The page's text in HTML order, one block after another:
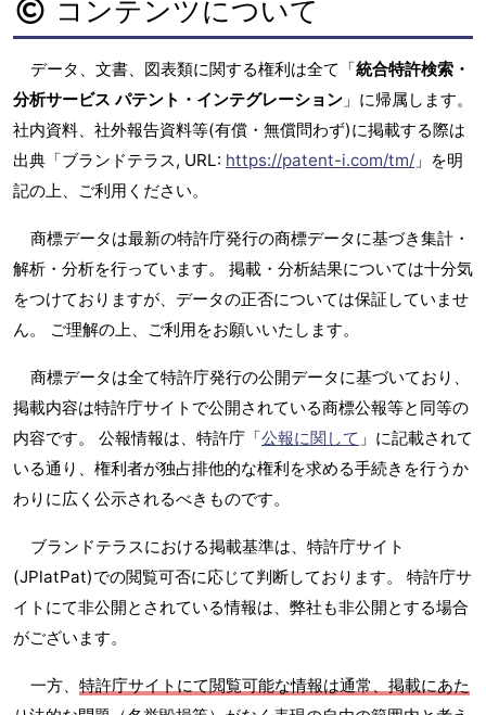
コンテンツについて
データ、文書、図表類に関する権利は全て「統合特許検索・
分析サービス パテント・インテグレーション 」に帰属します。
社内資料、社外報告資料等(有償・無償問わず)に掲載する際は
出典「ブランドテラス, URL: https://patent-i.com/tm/ 」を明
記の上、ご利用ください。
商標データは最新の特許庁発行の商標データに基づき集計・
解析・分析を行っています。 掲載・分析結果については十分気
をつけておりますが、データの正否については保証していませ
ん。 ご理解の上、ご利用をお願いいたします。
商標データは全て特許庁発行の公開データに基づいており、
掲載内容は特許庁サイトで公開されている商標公報等と同等の
内容です。 公報情報は、特許庁「公報に関して 」に記載されて
いる通り、権利者が独占排他的な権利を求める手続きを行うか
わりに広く公示されるべきものです。
ブランドテラスにおける掲載基準は、特許庁サイト
(JPlatPat)での閲覧可否に応じて判断しております。 特許庁サ
イトにて非公開とされている情報は、弊社も非公開とする場合
がございます。
一方、 特許庁サイトにて閲覧可能な情報は通常、掲載にあた